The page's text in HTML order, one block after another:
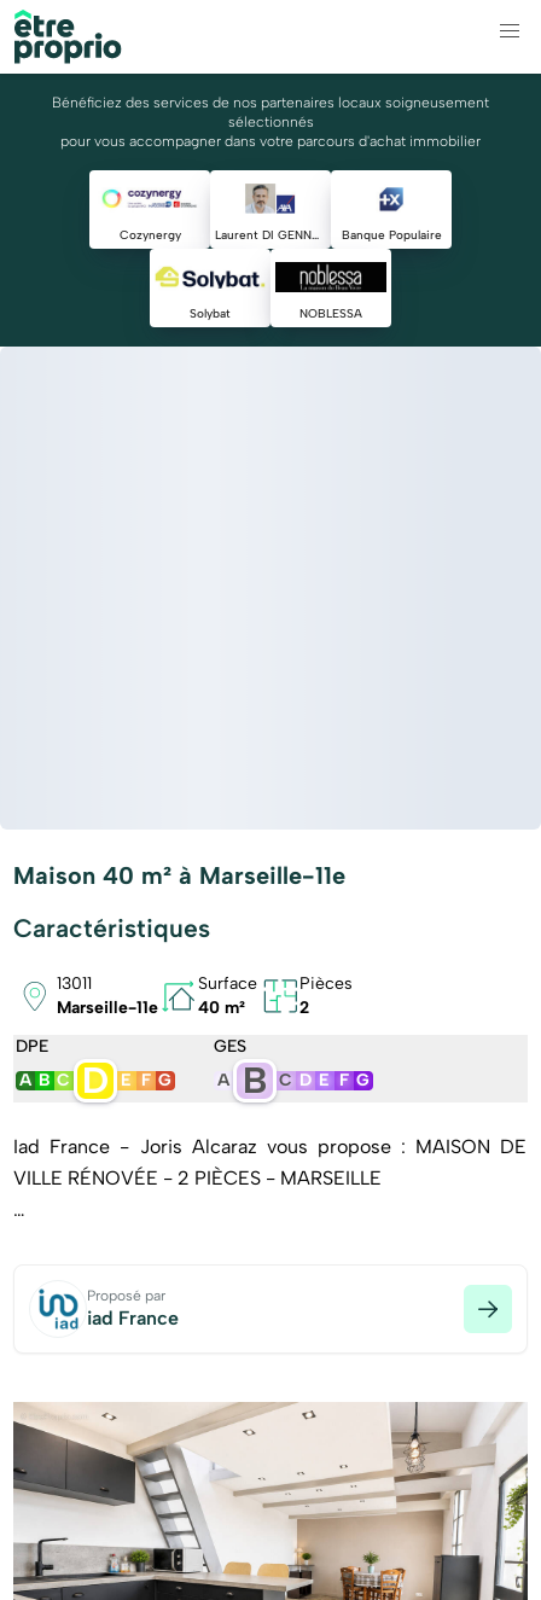
Bénéficiez des services de nos partenaires locaux soigneusement
sélectionnés
pour vous accompagner dans votre parcours d'achat immobilier
Cozynergy Laurent DI GENNARO Banque Populaire
Solybat NOBLESSA
Maison 40 m² à Marseille-11e
Caractéristiques
13011
Marseille-11e
Surface
40 m²
Pièces
2
DPE
A B C D E F G
GES
A
B C D E F G
Iad France - Joris Alcaraz vous propose : MAISON DE
VILLE RÉNOVÉE - 2 PIÈCES - MARSEILLE
Cette maison de 40 m² loi Carrez et environ 80 m² au sol,
moderne. Vous entrerez par une véranda de 15 m². Au rez-
de-chaussée, vous trouverez un séjour lumineux de 26 m²
avec cuisine équipée, une belle chambre accompagnée
d'une agréable salle d'eau.
Pour plus de rangements ou chambre d'appoint, une
mezzanine complète ce bien rare sur le secteur.
Proposé par
iad France